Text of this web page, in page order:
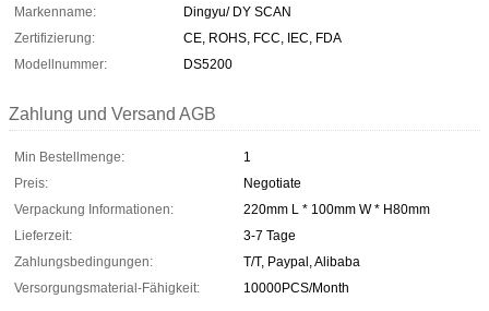
Markenname:
Dingyu/ DY SCAN
Zertifizierung:
CE, ROHS, FCC, IEC, FDA
Modellnummer:
DS5200
Zahlung und Versand AGB
Min Bestellmenge:
1
Preis:
Negotiate
Verpackung Informationen:
220mm L * 100mm W * H80mm
Lieferzeit:
3-7 Tage
Zahlungsbedingungen:
T/T, Paypal, Alibaba
Versorgungsmaterial-Fähigkeit:
10000PCS/Month